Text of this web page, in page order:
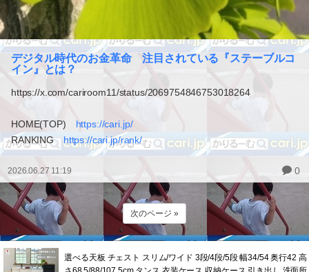
デジタル時代のお金革命 注目されている『ステーブルコ
イン』とは？
https://x.com/cariroom11/status/2069754846753018264
HOME(TOP) https://cari.jp/
RANKING https://cari.jp/rank/
2026.06.27 11:19 0
次のページ »
選べる天板 チェスト スリム/ワイド 3段/4段/5段 幅34/54 奥行42 高